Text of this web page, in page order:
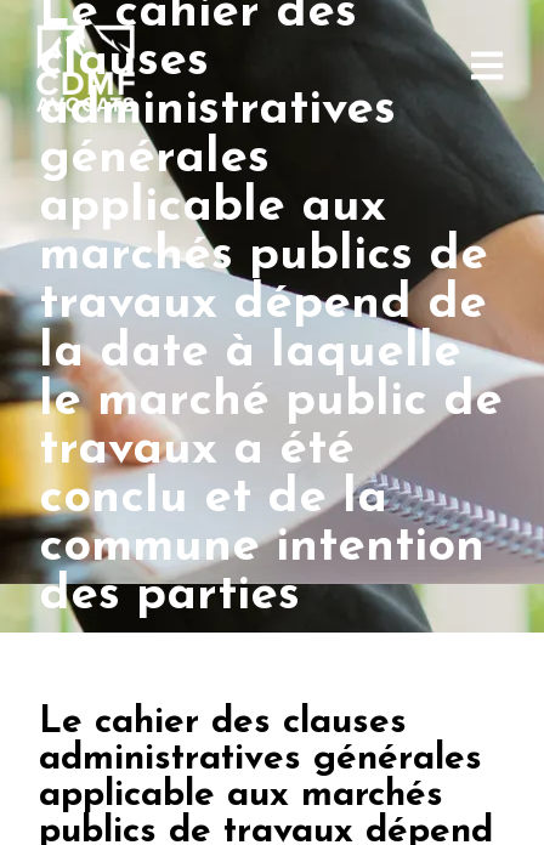
Le cahier des
clauses
administratives
générales
applicable aux
marchés publics de
travaux dépend de
la date à laquelle
le marché public de
travaux a été
conclu et de la
commune intention
des parties
Le cahier des clauses
administratives générales
applicable aux marchés
publics de travaux dépend